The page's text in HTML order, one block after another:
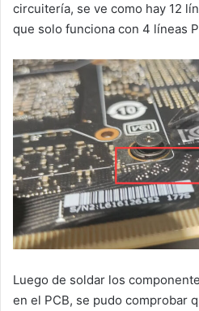
circuitería, se ve como hay 12
que solo funciona con 4 líneas
Luego de soldar los
en el PCB, se pudo comprobar